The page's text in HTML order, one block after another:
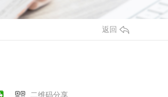
返回
二维码分享